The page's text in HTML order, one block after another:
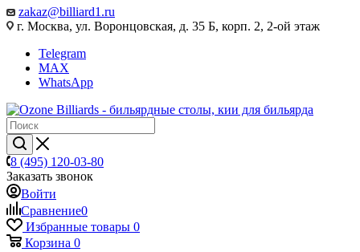
zakaz@billiard1.ru
г. Москва, ул. Воронцовская, д. 35 Б, корп. 2, 2-ой этаж
Telegram
MAX
WhatsApp
8 (495) 120-03-80
Заказать звонок
Войти
Сравнение0
Избранные товары 0
Корзина 0